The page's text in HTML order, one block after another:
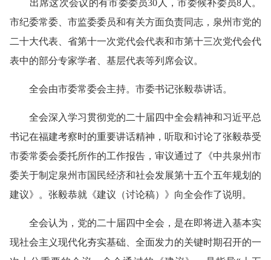
出席这次会议的有市委委员30人，市委候补委员8人。
市纪委常委、 市监委委员和有关方面负责同志，泉州市党的
二十大代表、省第十一次党代会代表和市第十三次党代会代
表中的部分专家学者、基层代表等列席会议。
全会由市委常委会主持。市委书记张毅恭讲话。
全会深入学习贯彻党的二十届四中全会精神和习近平总
书记在福建考察时的重要讲话精神，听取和讨论了张毅恭受
市委常委会委托所作的工作报告，审议通过了《中共泉州市
委关于制定泉州市国民经济和社会发展第十五个五年规划的
建议》。张毅恭就《建议（讨论稿）》向全会作了说明。
全会认为，党的二十届四中全会，是在即将进入基本实
现社会主义现代化夯实基础、全面发力的关键时期召开的一